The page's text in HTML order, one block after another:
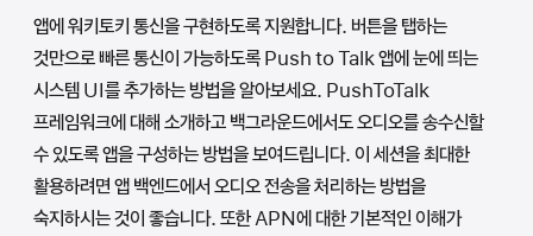
앱에 워키토키 통신을 구현하도록 지원합니다. 버튼을 탭하는
것만으로 빠른 통신이 가능하도록 Push to Talk 앱에 눈에 띄는
시스템 UI를 추가하는 방법을 알아보세요. PushToTalk
프레임워크에 대해 소개하고 백그라운드에서도 오디오를 송수신할
수 있도록 앱을 구성하는 방법을 보여드립니다. 이 세션을 최대한
활용하려면 앱 백엔드에서 오디오 전송을 처리하는 방법을
숙지하시는 것이 좋습니다. 또한 APN에 대한 기본적인 이해가